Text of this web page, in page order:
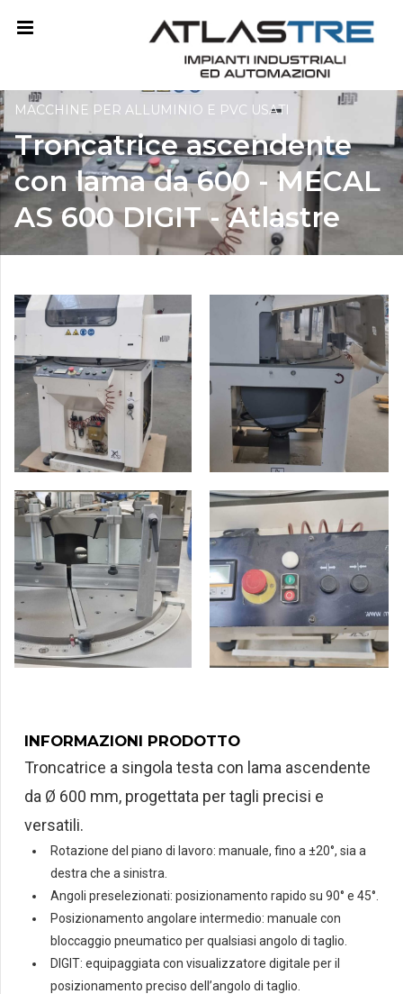
MACCHINE PER ALLUMINIO E PVC USATI
Troncatrice ascendente
con lama da 600 - MECAL
AS 600 DIGIT - Atlastre
INFORMAZIONI PRODOTTO
Troncatrice a singola testa con lama ascendente
da Ø 600 mm, progettata per tagli precisi e
versatili.
Rotazione del piano di lavoro: manuale, fino a ±20°, sia a
destra che a sinistra.
Angoli preselezionati: posizionamento rapido su 90° e 45°.
Posizionamento angolare intermedio: manuale con
bloccaggio pneumatico per qualsiasi angolo di taglio.
DIGIT: equipaggiata con visualizzatore digitale per il
posizionamento preciso dell’angolo di taglio.